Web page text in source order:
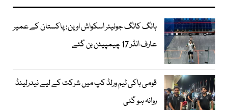
ہانگ کانگ جونیئر اسکواش اوپن: پاکستان کے عمیر
عارف انڈر 17 چیمپیئن بن گئے
قومی ہاکی ٹیم ورلڈ کپ میں شرکت کے لیے نیدرلینڈ
روانہ ہو گئی